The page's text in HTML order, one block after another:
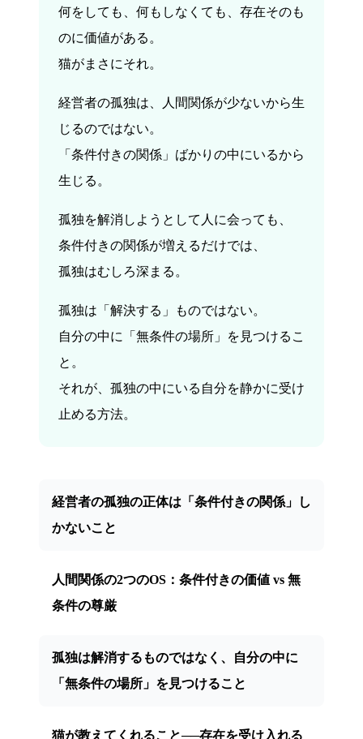
何をしても、何もしなくても、存在そのも
のに価値がある。
猫がまさにそれ。
経営者の孤独は、人間関係が少ないから生
じるのではない。
「条件付きの関係」ばかりの中にいるから
生じる。
孤独を解消しようとして人に会っても、
条件付きの関係が増えるだけでは、
孤独はむしろ深まる。
孤独は「解決する」ものではない。
自分の中に「無条件の場所」を見つけるこ
と。
それが、孤独の中にいる自分を静かに受け
止める方法。
経営者の孤独の正体は「条件付きの関係」し
かないこと
人間関係の2つのOS：条件付きの価値 vs 無
条件の尊厳
孤独は解消するものではなく、自分の中に
「無条件の場所」を見つけること
猫が教えてくれること──存在を受け入れる